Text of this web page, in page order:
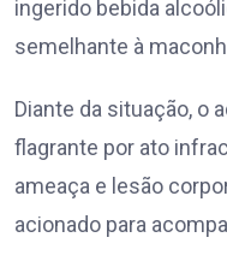
ingerido bebida
semelhante à
Diante da situação, o
flagrante por ato
ameaça e lesão
acionado para